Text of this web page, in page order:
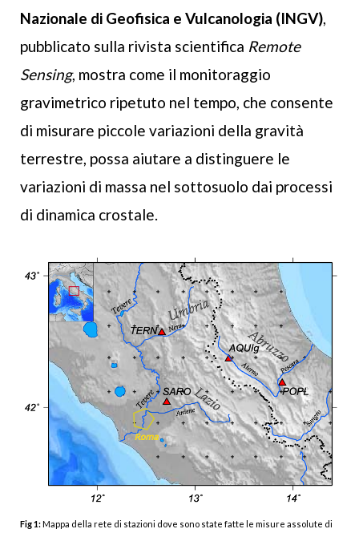
Nazionale di Geofisica e Vulcanologia (INGV),
pubblicato sulla rivista scientifica Remote
Sensing, mostra come il monitoraggio
gravimetrico ripetuto nel tempo, che consente
di misurare piccole variazioni della gravità
terrestre, possa aiutare a distinguere le
variazioni di massa nel sottosuolo dai processi
di dinamica crostale.
Fig 1:Mappa della rete di stazioni dove sono state fatte le misure assolute di